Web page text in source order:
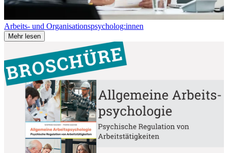
Arbeits- und Organisationspsycholog:innen
Mehr lesen